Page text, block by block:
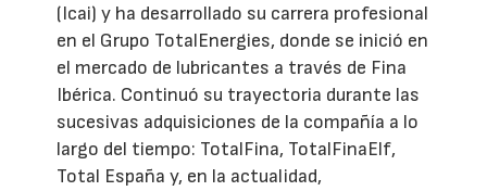
(Icai) y ha desarrollado su carrera profesional
en el Grupo TotalEnergies, donde se inició en
el mercado de lubricantes a través de Fina
Ibérica. Continuó su trayectoria durante las
sucesivas adquisiciones de la compañía a lo
largo del tiempo: TotalFina, TotalFinaElf,
Total España y, en la actualidad,